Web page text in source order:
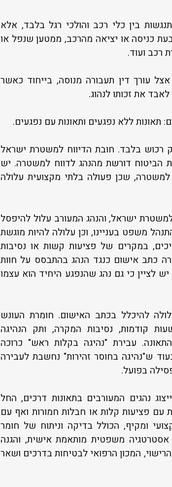
בין כלי רכב והולכי רגל בלבד, אלא
כניסה או יציאה מהרכב, ממטען שנפל או
רכב ועוד.
עורך דין תעבורה מנוסה, בייחוד כאשר
את זכותו לנהוג.
תאונות ללא נפגעים ותאונות עם נפגעים.
רכוש בלבד. חובת הדיווח למשטרת ישראל
הביטוח דורשת מהנהג לדווח למשטרה. יש
שכן פעולה בלתי מקצועית עלולה
למשטרת ישראל, והנהג המעורב עלול להיפסל
עוד בטרם התנהל משפט בעניינו, וכן עלולה להיות מוגשת
במקרים של פציעות קשות או נסיבות
כתב אישום כנגד הנהג בהתבסס על חוות
לציין כי גם נהג שהנפגע היחיד הוא עצמו
להיכלל בכתב האישום. חומרת העונש
קודמות, נסיבות המקרה, ותק הנהיגה
עבירת "נהיגה בקלות ראש" כרוכה
ש"נהיגה בחוסר זהירות" נחשבת לעבירה
בפועל.
נהגים המעורבים בתאונות דרכים, החל
עם פציעות קלות או חבלות חמורות ואף עם
ומקיף, הכולל בדיקה וניתוח של חומר
אסטרטגיה משפטית מותאמת אישית, והגנה
המכון הרפואי לבטיחות בדרכים ושאר